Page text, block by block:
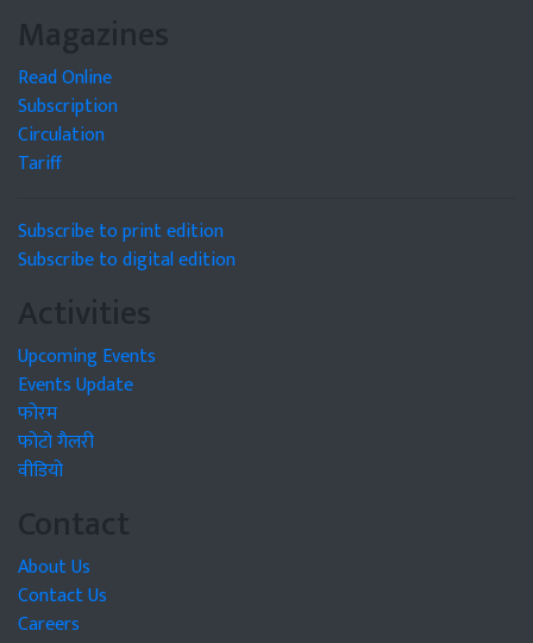
Magazines
Read Online
Subscription
Circulation
Tariff
Subscribe to print edition
Subscribe to digital edition
Activities
Upcoming Events
Events Update
फोरम
फोटो गैलरी
वीडियो
Contact
About Us
Contact Us
Careers